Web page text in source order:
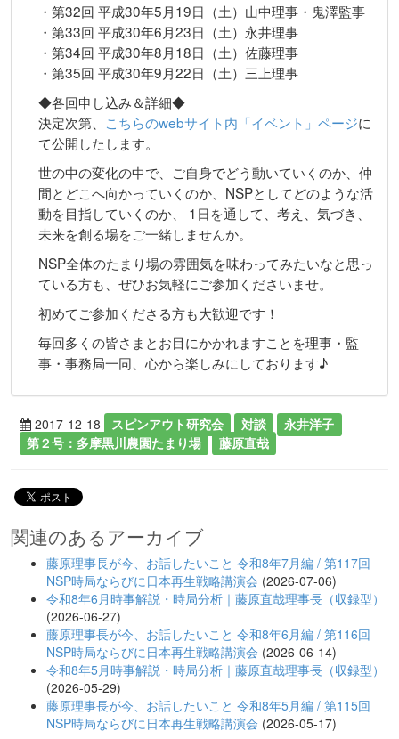
・第32回 平成30年5月19日（土）山中理事・鬼澤監事
・第33回 平成30年6月23日（土）永井理事
・第34回 平成30年8月18日（土）佐藤理事
・第35回 平成30年9月22日（土）三上理事
◆各回申し込み＆詳細◆
決定次第、 こちらのwebサイト内「イベント」ページに
て公開したします。
世の中の変化の中で、ご自身でどう動いていくのか、仲
間とどこへ向かっていくのか、NSPとしてどのような活
動を目指していくのか、 1日を通して、考え、気づき、
未来を創る場をご一緒しませんか。
NSP全体のたまり場の雰囲気を味わってみたいなと思っ
ている方も、ぜひお気軽にご参加くださいませ。
初めてご参加くださる方も大歓迎です！
毎回多くの皆さまとお目にかかれますことを理事・監
事・事務局一同、心から楽しみにしております♪
2017-12-18 スピンアウト研究会 対談
永井洋子
第２号：多摩黒川農園たまり場
藤原直哉
関連のあるアーカイブ
藤原理事長が今、お話したいこと 令和8年7月編 / 第117回
NSP時局ならびに日本再生戦略講演会 (2026-07-06)
令和8年6月時事解説・時局分析｜藤原直哉理事長（収録型）
(2026-06-27)
藤原理事長が今、お話したいこと 令和8年6月編 / 第116回
NSP時局ならびに日本再生戦略講演会 (2026-06-14)
令和8年5月時事解説・時局分析｜藤原直哉理事長（収録型）
(2026-05-29)
藤原理事長が今、お話したいこと 令和8年5月編 / 第115回
NSP時局ならびに日本再生戦略講演会 (2026-05-17)